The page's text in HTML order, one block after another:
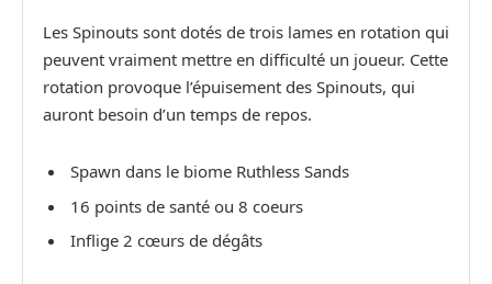
Les Spinouts sont dotés de trois lames en rotation qui
peuvent vraiment mettre en difficulté un joueur. Cette
rotation provoque l’épuisement des Spinouts, qui
auront besoin d’un temps de repos.
Spawn dans le biome Ruthless Sands
16 points de santé ou 8 coeurs
Inflige 2 cœurs de dégâts